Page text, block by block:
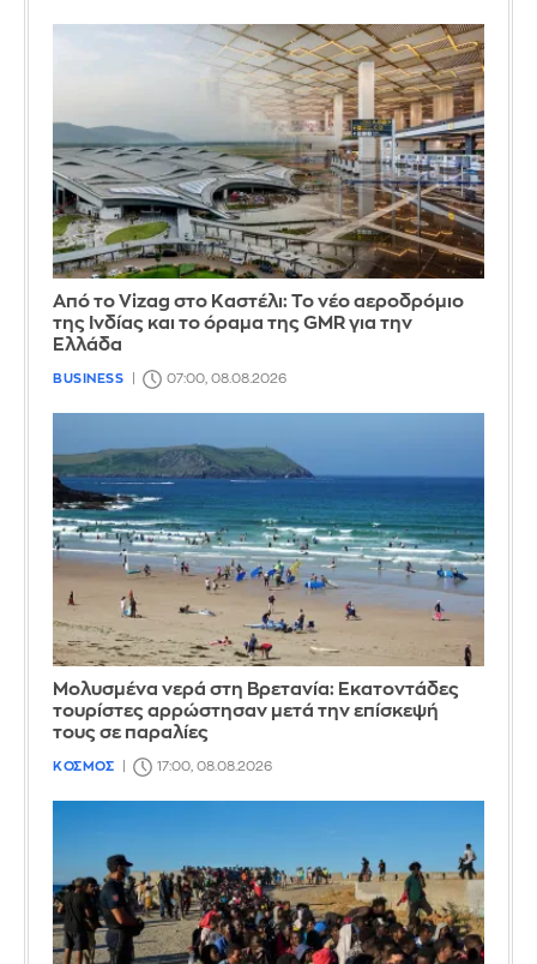
Από το Vizag στο Καστέλι: Το νέο αεροδρόμιο
της Ινδίας και το όραμα της GMR για την
Ελλάδα
BUSINESS 07:00, 08.08.2026
Μολυσμένα νερά στη Βρετανία: Εκατοντάδες
τουρίστες αρρώστησαν μετά την επίσκεψή
τους σε παραλίες
ΚΟΣΜΟΣ 17:00, 08.08.2026